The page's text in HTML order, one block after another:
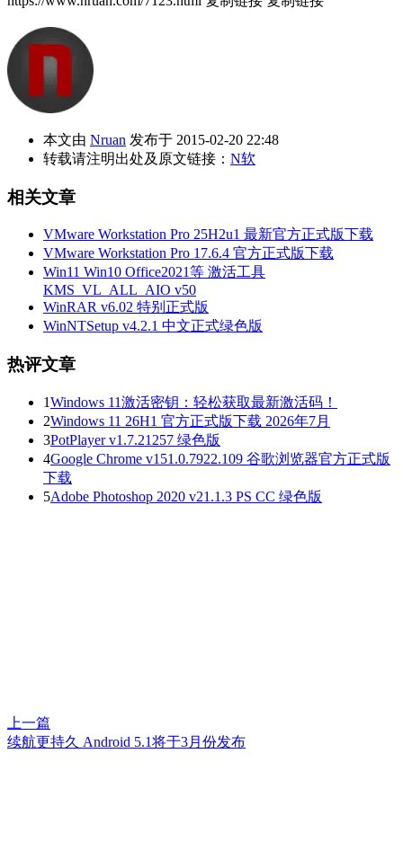
本文由 Nruan 发布于 2015-02-20 22:48
转载请注明出处及原文链接： N软
相关文章
VMware Workstation Pro 25H2u1 最新官方正式版下载
VMware Workstation Pro 17.6.4 官方正式版下载
Win11 Win10 Office2021等 激活工具
KMS_VL_ALL_AIO v50
WinRAR v6.02 特别正式版
WinNTSetup v4.2.1 中文正式绿色版
热评文章
1Windows 11激活密钥：轻松获取最新激活码！
2Windows 11 26H1 官方正式版下载 2026年7月
3PotPlayer v1.7.21257 绿色版
4Google Chrome v151.0.7922.109 谷歌浏览器官方正式版
下载
5Adobe Photoshop 2020 v21.1.3 PS CC 绿色版
上一篇
续航更持久 Android 5.1将于3月份发布